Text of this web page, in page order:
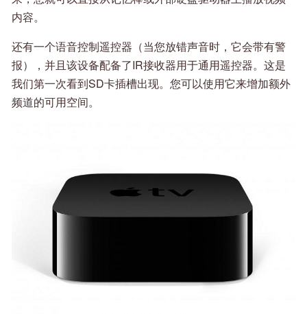
内容。
还有一个语音控制遥控器（当您放错声音时，它会带有警
报），并且该设备配备了IR接收器用于通用遥控器。这是
我们第一次看到SD卡插槽出现。您可以使用它来增加额外
频道的可用空间。